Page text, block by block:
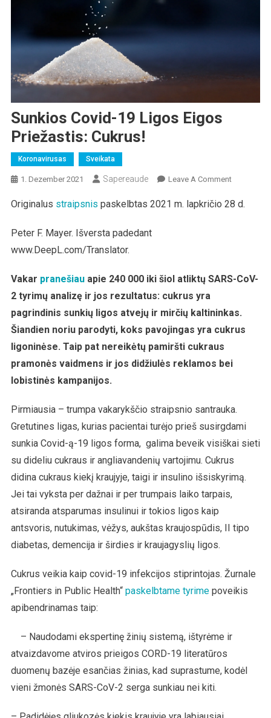
Sunkios Covid-19 Ligos Eigos
Priežastis: Cukrus!
Koronavirusas Sveikata
1. Dezember 2021 Sapereaude Leave A CommentOn
Covid-
Cukrus!
Originalus straipsnis paskelbtas 2021 m. lapkričio 28 d.
Peter F. Mayer. Išversta padedant
www.DeepL.com/Translator.
Vakar pranešiauapie 240 000 iki šiol atliktų SARS-CoV-
2 tyrimų analizę ir jos rezultatus: cukrus yra
pagrindinis sunkių ligos atvejų ir mirčių kaltininkas.
Šiandien noriu parodyti, koks pavojingas yra cukrus
ligoninėse. Taip pat nereikėtų pamiršti cukraus
pramonės vaidmens ir jos didžiulės reklamos bei
lobistinės kampanijos.
Pirmiausia – trumpa vakarykščio straipsnio santrauka.
Gretutines ligas, kurias pacientai turėjo prieš susirgdami
sunkia Covid-ą-19 ligos forma, galima beveik visiškai sieti
su dideliu cukraus ir angliavandenių vartojimu. Cukrus
didina cukraus kiekį kraujyje, taigi ir insulino išsiskyrimą.
Jei tai vyksta per dažnai ir per trumpais laiko tarpais,
atsiranda atsparumas insulinui ir tokios ligos kaip
antsvoris, nutukimas, vėžys, aukštas kraujospūdis, II tipo
diabetas, demencija ir širdies ir kraujagyslių ligos.
Cukrus veikia kaip covid-19 infekcijos stiprintojas. Žurnale
„Frontiers in Public Health“ paskelbtame tyrimepoveikis
apibendrinamas taip:
– Naudodami ekspertinę žinių sistemą, ištyrėme ir
atvaizdavome atviros prieigos CORD-19 literatūros
duomenų bazėje esančias žinias, kad suprastume, kodėl
vieni žmonės SARS-CoV-2 serga sunkiau nei kiti.